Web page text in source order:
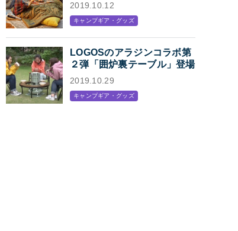
2019.10.12
キャンプギア・グッズ
LOGOSのアラジンコラボ第
２弾「囲炉裏テーブル」登場
2019.10.29
キャンプギア・グッズ